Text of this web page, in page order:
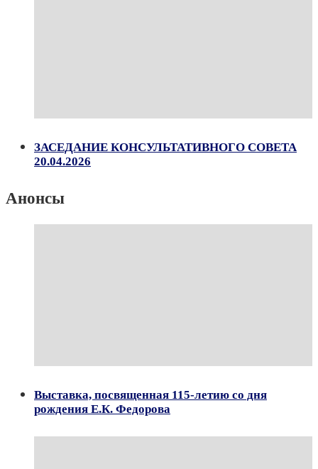
ЗАСЕДАНИЕ КОНСУЛЬТАТИВНОГО СОВЕТА
20.04.2026
Анонсы
Выставка, посвященная 115-летию со дня
рождения Е.К. Федорова